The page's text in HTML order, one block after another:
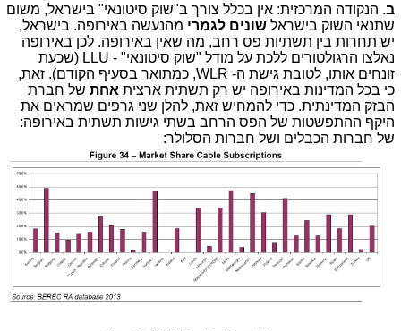
ב. הנקודה המרכזית: אין בכלל צורך ב"שוק סיטונאי" בישראל, משום
שתנאי השוק בישראל שונים לגמרי מהנעשה באירופה. בישראל,
יש תחרות בין תשתיות פס רחב, מה שאין באירופה. לכן באירופה
נאלצו הרגולטורים ללכת על מודל "שוק סיטונאי" - LLU (שכעת
זונחים אותו, לטובת גישת ה- WLR, כמתואר בסעיף הקודם). זאת,
כי בכל המדינות באירופה יש רק תשתית ארצית אחת של חברת
הבזק המדינתית. כדי להמחיש זאת, להלן שני גרפים שמראים את
היקף ההתפשטות של הפס הרחב בשתי גישות תשתית באירופה:
של חברות הכבלים ושל חברות הסלולר: